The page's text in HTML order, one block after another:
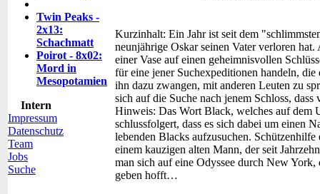
Twin Peaks -
2x13:
Schachmatt
Poirot - 8x02:
Mord in
Mesopotamien
Intern
Impressum
Datenschutz
Team
Jobs
Suche
Kurzinhalt: Ein Jahr ist seit dem
neunjährige Oskar seinen Vater verloren
einer Vase auf einen geheimnisvollen
für eine jener Suchexpeditionen handeln,
ihn dazu zwangen, mit anderen Leuten zu
sich auf die Suche nach jenem Schloss,
Hinweis: Das Wort Black, welches auf dem
schlussfolgert, dass es sich dabei um einen
lebenden Blacks aufzusuchen.
einem kauzigen alten Mann, der seit
man sich auf eine Odyssee durch New
geben hofft…